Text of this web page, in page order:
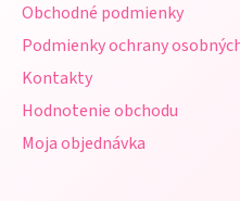
Obchodné podmienky
Podmienky ochrany
Kontakty
Hodnotenie obchodu
Moja objednávka